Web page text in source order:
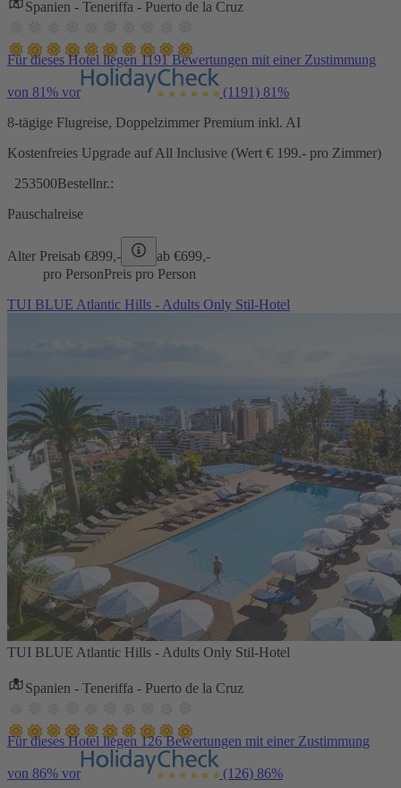
Spanien - Teneriffa - Puerto de la Cruz
Für dieses Hotel liegen 1191 Bewertungen mit einer Zustimmung
von 81% vor (1191) 81%
8-tägige Flugreise, Doppelzimmer Premium inkl. AI
Kostenfreies Upgrade auf All Inclusive (Wert € 199.- pro Zimmer)
253500Bestellnr.:
Pauschalreise
Alter Preisab €899,- ab €699,-
pro PersonPreis pro Person
TUI BLUE Atlantic Hills - Adults Only Stil-Hotel
TUI BLUE Atlantic Hills - Adults Only Stil-Hotel
Spanien - Teneriffa - Puerto de la Cruz
Für dieses Hotel liegen 126 Bewertungen mit einer Zustimmung
von 86% vor (126) 86%